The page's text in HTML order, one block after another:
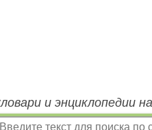
и энциклопедии